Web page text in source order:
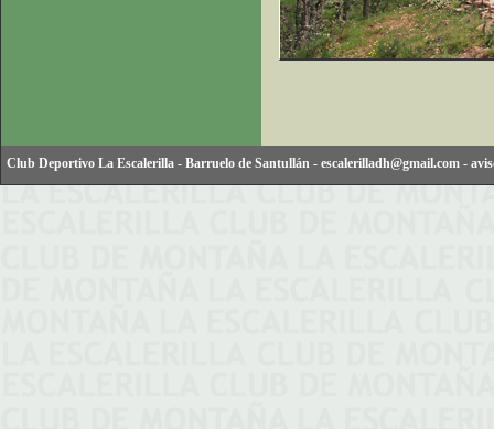
Club Deportivo La Escalerilla - Barruelo de Santullán - escalerilladh@gmail.com -